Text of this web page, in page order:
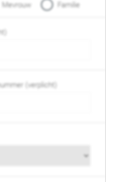
Mevrouw Familie
(verplicht)